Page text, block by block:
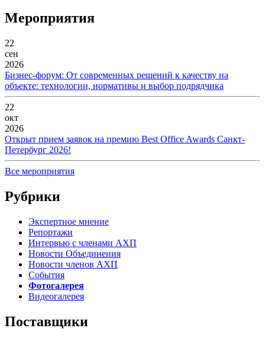
Мероприятия
22
сен
2026
Бизнес-форум: От современных решений к качеству на
объекте: технологии, нормативы и выбор подрядчика
22
окт
2026
Открыт прием заявок на премию Best Office Awards Санкт-
Петербург 2026!
Все мероприятия
Рубрики
Экспертное мнение
Репортажи
Интервью с членами АХП
Новости Объединения
Новости членов АХП
События
Фотогалерея
Видеогалерея
Поставщики